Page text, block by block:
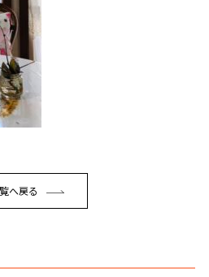
へ戻る